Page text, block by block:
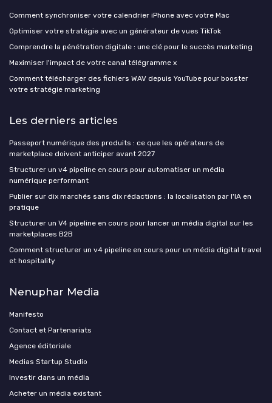
Comment synchroniser votre calendrier iPhone avec votre Mac
Optimiser votre stratégie avec un générateur de vues TikTok
Comprendre la pénétration digitale : une clé pour le succès marketing
Maximiser l'impact de votre canal télégramme x
Comment télécharger des fichiers WAV depuis YouTube pour booster
votre stratégie marketing
Les derniers articles
Passeport numérique des produits : ce que les opérateurs de
marketplace doivent anticiper avant 2027
Structurer un v4 pipeline en cours pour automatiser un média
numérique performant
Publier sur dix marchés sans dix rédactions : la localisation par l'IA en
pratique
Structurer un V4 pipeline en cours pour lancer un média digital sur les
marketplaces B2B
Comment structurer un v4 pipeline en cours pour un média digital travel
et hospitality
Nenuphar Media
Manifesto
Contact et Partenariats
Agence éditoriale
Medias Startup Studio
Investir dans un média
Acheter un média existant